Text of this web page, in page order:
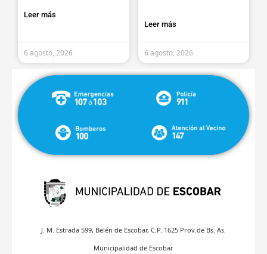
Leer más
6 agosto, 2026
Leer más
6 agosto, 2026
J. M. Estrada 599, Belén de Escobar, C.P. 1625 Prov.de Bs. As.
Municipalidad de Escobar